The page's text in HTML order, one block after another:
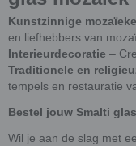
Kunstzinnige
en liefhebbers van
Interieurdecoratie –
Traditionele en
tempels en restauratie
Bestel jouw Smalti
Wil je aan de slag met